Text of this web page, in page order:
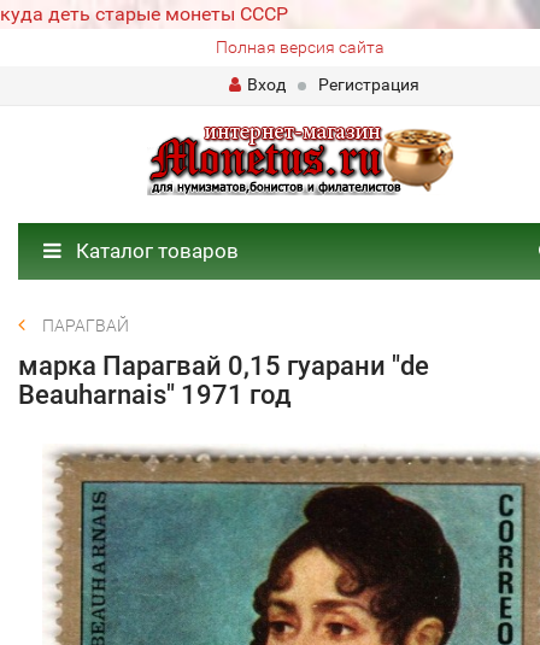
куда деть старые монеты СССР
Полная версия сайта
Вход
Регистрация
Каталог товаров
ПАРАГВАЙ
марка Парагвай 0,15 гуарани "de
Beauharnais" 1971 год